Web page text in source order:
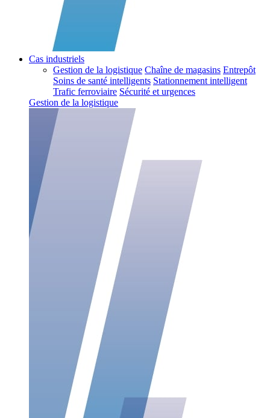
Cas industriels
Gestion de la logistique Chaîne de magasins Entrepôt
Soins de santé intelligents Stationnement intelligent
Trafic ferroviaire Sécurité et urgences
Gestion de la logistique